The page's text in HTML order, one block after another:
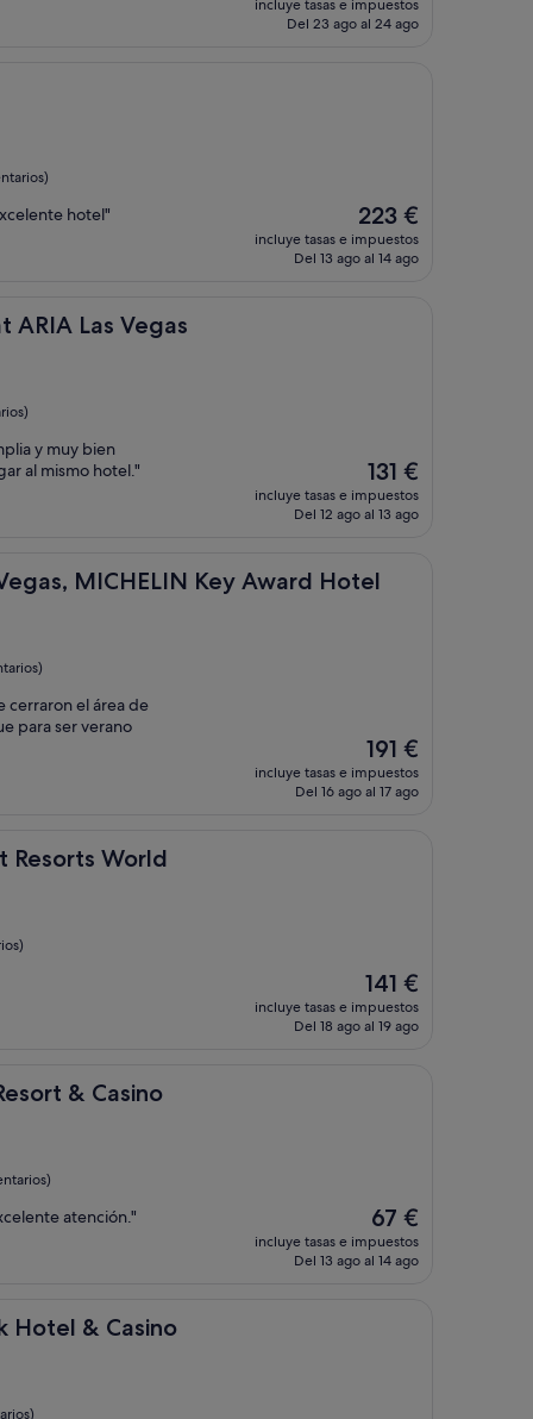
actual
incluye tasas e impuestos
Del 23 ago al 24 ago
hotel"
El
precio
actual
223 €
incluye tasas e impuestos
Del 13 ago al 14 ago
ARIA Las Vegas
Vegas
y muy bien
al mismo hotel."
El
precio
actual
131 €
131 €
incluye tasas e impuestos
Del 12 ago al 13 ago
MICHELIN Key Award Hotel
Key Award Hotel
cerraron el área de
para ser verano
El
precio
actual
191 €
incluye tasas e impuestos
Del 16 ago al 17 ago
Resorts World
World
El
precio
actual
141 €
incluye tasas e impuestos
Del 18 ago al 19 ago
& Casino
atención."
El
precio
actual
67 €
incluye tasas e impuestos
Del 13 ago al 14 ago
Hotel & Casino
Casino